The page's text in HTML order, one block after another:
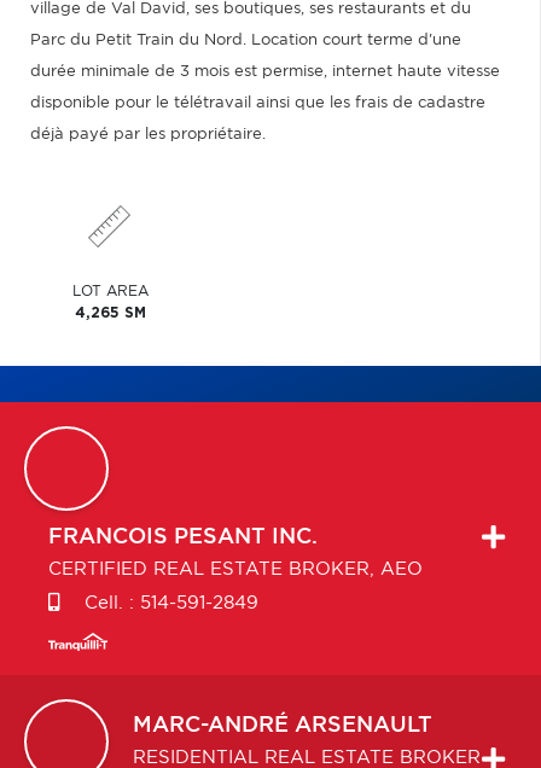
village de Val David, ses boutiques, ses restaurants et du
Parc du Petit Train du Nord. Location court terme d'une
durée minimale de 3 mois est permise, internet haute vitesse
disponible pour le télétravail ainsi que les frais de cadastre
déjà payé par les propriétaire.
LOT AREA
4,265 SM
FRANCOIS PESANT INC.
CERTIFIED REAL ESTATE BROKER, AEO
Cell. : 514-591-2849
MARC-ANDRÉ ARSENAULT
RESIDENTIAL REAL ESTATE BROKER